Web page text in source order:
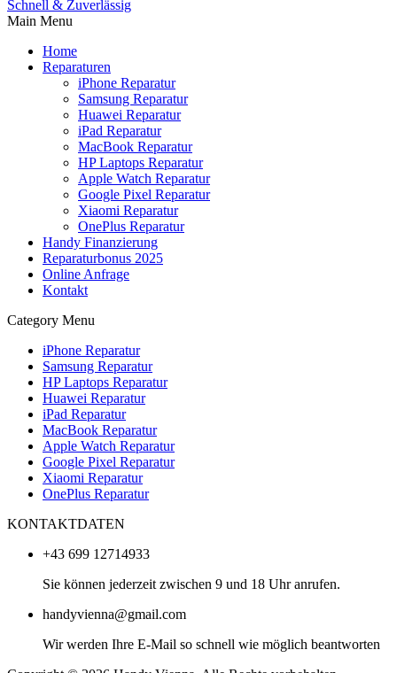
Main Menu
Home
Reparaturen
iPhone Reparatur
Samsung Reparatur
Huawei Reparatur
iPad Reparatur
MacBook Reparatur
HP Laptops Reparatur
Apple Watch Reparatur
Google Pixel Reparatur
Xiaomi Reparatur
OnePlus Reparatur
Handy Finanzierung
Reparaturbonus 2025
Online Anfrage
Kontakt
Category Menu
iPhone Reparatur
Samsung Reparatur
HP Laptops Reparatur
Huawei Reparatur
iPad Reparatur
MacBook Reparatur
Apple Watch Reparatur
Google Pixel Reparatur
Xiaomi Reparatur
OnePlus Reparatur
KONTAKTDATEN
+43 699 12714933
Sie können jederzeit zwischen 9 und 18 Uhr anrufen.
handyvienna@gmail.com
Wir werden Ihre E-Mail so schnell wie möglich beantworten